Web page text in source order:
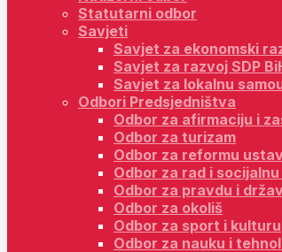
Statutarni odbor
Savjeti
Savjet za ekonomski
Savjet za razvoj SDP
Savjet za lokalnu
Odbori Predsjedništva
Odbor za afirmaciju i
Odbor za turizam
Odbor za reformu
Odbor za rad i
Odbor za pravdu i
Odbor za okoliš
Odbor za sport i kulturu
Odbor za nauku i